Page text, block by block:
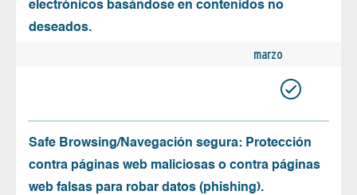
electrónicos basándose en contenidos no
deseados.
marzo
Safe Browsing/Navegación segura: Protección
contra páginas web maliciosas o contra páginas
web falsas para robar datos (phishing).